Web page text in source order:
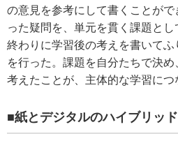
の意見を参考にして書くことが
った疑問を、単元を貫く課題と
終わりに学習後の考えを書いて
を行った。課題を自分たちで決
考えたことが、主体的な学習につ
■紙とデジタルのハイブリッ